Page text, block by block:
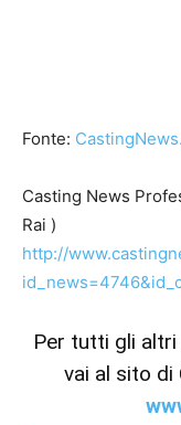
Fonte:
Casting News
Rai )
http://
Per tutti gli
vai al sito di